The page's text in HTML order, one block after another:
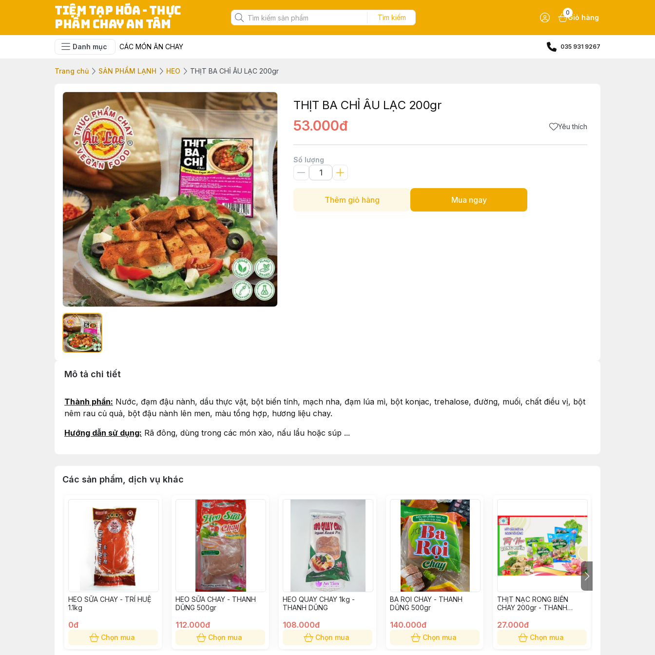
TIỆM TẠP HÓA - THỰC
PHẨM CHAY AN TÂM
Tìm kiếm
0
Giỏ hàng
Danh mục CÁC MÓN ĂN CHAY 035 931 9267
Trang chủ SẢN PHẨM LẠNH HEO THỊT BA CHỈ ÂU LẠC 200gr
THỊT BA CHỈ ÂU LẠC 200gr
53.000đ Yêu thích
Số lượng
Thêm giỏ hàng Mua ngay
Mô tả chi tiết
Thành phần: Nước, đạm đậu nành, dầu thực vật, bột biến tính, mạch nha, đạm lúa mì, bột konjac, trehalose, đường, muối, chất điều vị, bột
nêm rau củ quả, bột đậu nành lên men, màu tổng hợp, hương liệu chay.
Hướng dẫn sử dụng: Rã đông, dùng trong các món xào, nấu lẩu hoặc súp ...
Các sản phẩm, dịch vụ khác
HEO SỮA CHAY - TRÍ HUỆ
1.1kg
0đ
Chọn mua
HEO SỮA CHAY - THANH
DŨNG 500gr
112.000đ
Chọn mua
HEO QUAY CHAY 1kg -
THANH DŨNG
108.000đ
Chọn mua
BA RỌI CHAY - THANH
DŨNG 500gr
140.000đ
Chọn mua
THỊT NẠC RONG BIỂN
CHAY 200gr - THANH
27.000đ
Chọn mua